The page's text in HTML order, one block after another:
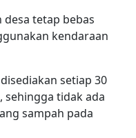
tetap bebas
kendaraan
setiap 30
sehingga tidak ada
sampah pada